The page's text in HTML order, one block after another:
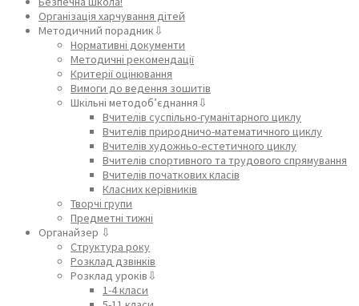
Організація харчування дітей
Методичний порадник⇩
Нормативні документи
Методичні рекомендації
Критерії оцінювання
Вимоги до ведення зошитів
Шкільні методоб’єднання⇩
Вчителів суспільно-гуманітарного циклу
Вчителів природничо-математичного циклу
Вчителів художньо-естетичного циклу
Вчителів спортивного та трудового спрямування
Вчителів початкових класів
Класних керівників
Творчі групи
Предметні тижні
Органайзер ⇩
Структура року
Розклад дзвінків
Розклад уроків⇩
1-4 класи